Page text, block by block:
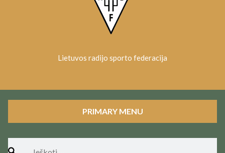
Lietuvos radijo sporto federacija
PRIMARY MENU
Ieškoti: